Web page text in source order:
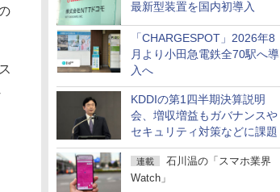
最新型装置を国内初導入
「CHARGESPOT」2026年8
月より小田急電鉄全70駅へ導
入へ
KDDIの第1四半期決算説明
会、増収増益もガバナンスや
セキュリティ対策などに課題
連載
石川温の「スマホ業界
Watch」